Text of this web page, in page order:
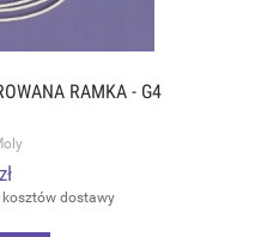
RAMKA - G4
kosztów dostawy